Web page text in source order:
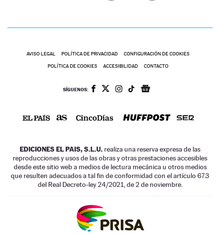
AVISO LEGAL POLÍTICA DE PRIVACIDAD CONFIGURACIÓN DE COOKIES
POLÍTICA DE COOKIES ACCESIBILIDAD CONTACTO
SÍGUENOS:
EDICIONES EL PAIS, S.L.U. realiza una reserva expresa de las
reproducciones y usos de las obras y otras prestaciones accesibles
desde este sitio web a medios de lectura mecánica u otros medios
que resulten adecuados a tal fin de conformidad con el artículo 67.3
del Real Decreto-ley 24/2021, de 2 de noviembre.